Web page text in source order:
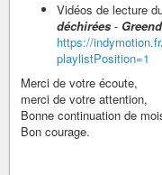
Vidéos de lecture
déchirées -
https://
playlistPosition=1
Merci de votre écoute,
merci de votre attention,
Bonne continuation de
Bon courage.